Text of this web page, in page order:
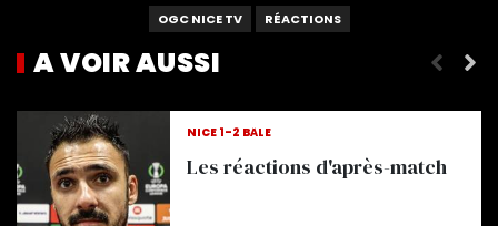
OGC NICE TV RÉACTIONS
A VOIR AUSSI
NICE 1-2 BÂLE
Les réactions d'après-match
Les réactions d'après-match